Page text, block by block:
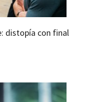
distopía con final